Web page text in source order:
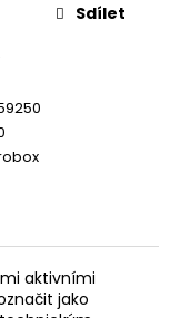
Sdílet
aktivními
jako